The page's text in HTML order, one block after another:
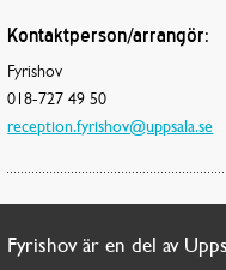
Kontaktperson/arrangör:
Fyrishov
018-727 49 50
reception.fyrishov@uppsala.se
Fyrishov är en del av